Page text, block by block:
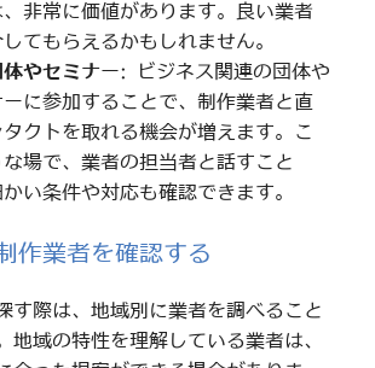
、非常に価値があります。良い業者
てもらえるかもしれません。
やセミナー: ビジネス関連の団体や
ーに参加することで、制作業者と直
クトを取れる機会が増えます。こ
な場で、業者の担当者と話すこと
い条件や対応も確認できます。
作業者を確認する
す際は、地域別に業者を調べること
地域の特性を理解している業者は、